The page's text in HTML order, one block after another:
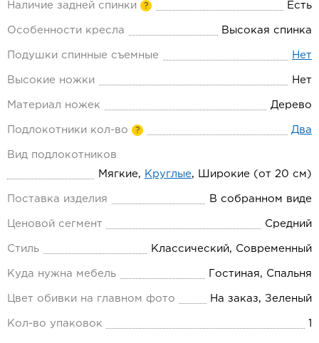
Наличие задней спинки ? Есть
Особенности кресла Высокая спинка
Подушки спинные съемные Нет
Высокие ножки Нет
Материал ножек Дерево
Подлокотники кол-во ? Два
Вид подлокотников
Мягкие, Круглые, Широкие (от 20 см)
Поставка изделия В собранном виде
Ценовой сегмент Средний
Стиль Классический, Современный
Куда нужна мебель Гостиная, Спальня
Цвет обивки на главном фото На заказ, Зеленый
Кол-во упаковок